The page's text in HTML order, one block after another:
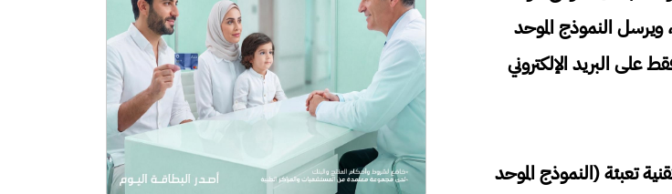
ويرسل النموذج الموحد
على البريد الإلكتروني
تعبئة (النموذج الموحد